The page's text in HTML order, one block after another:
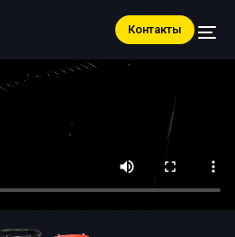
Контакты